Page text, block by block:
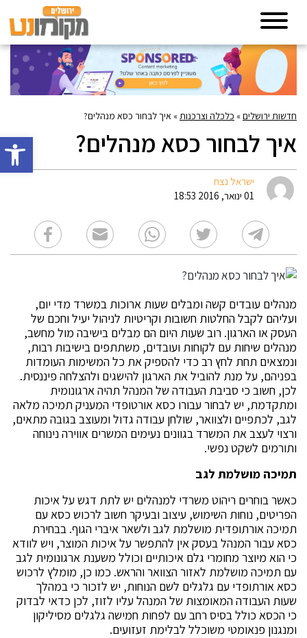
פתח
חדשות ירושלים» כלכלה וצרכנות» איך לבחור כסא מנהלים?
איך לבחור כסא מנהלים?
ישראל נצח
01 ינואר, 2016 18:53
מנהלים עובדים קשה ומבלים שעות ארוכות במשרד מדי יום,
ועליהם לקבל החלטות חשובות וקריטיות לניהול יעיל וחכם של
העסק או הארגון. רוב שעות היום הם מבלים בישיבה מול מחשב,
מנהלים שיחות עם לקוחות ועובדים, משתתפים בישיבות רבות,
ונמצאים תחת לחץ רב כדי להספיק את כל המשימות העומדות
בפניהם, על מנת להוביל את הארגון להישגים ולהצלחה פיננסית.
לכן, חשוב כי סביבת העבודה של המנהל תהיה ארגונומית
ומתקדמת, יש לבחור עבורו כסא אורטופדי המעניק תמיכה מלאה
לגב, לכתפיים ולצוואר, שולחן עבודה גדול ומעוצב בגובה מתאים,
ורצוי לעצב את המשרד בגוונים נעימים המשרים אווירה נינוחה
ותורמים לשקט נפשי.
תמיכה מושלמת לגב
כאשר בוחרים ריהוט משרדי למנהלים יש לתת דגש על איכות
הפריטים, נוחות השימוש, עיצוב ובעיקר חשוב לרכוש כסא עם
תמיכה אורתופדית מושלמת לגב ולשאר איברי הגוף. בבחירת
כסא עבור המנהל בעסק אין להתפשר על איכות המוצר, ויש לוודא
כי הוא מיוצר מחומרי גלם איכותיים וכולל משענת ארגונומית לגב
עם תמיכה מושלמת לאזור הצוואר והראש. כמו כן, מומלץ לרכוש
כסא אורתופדי עם גלגלים לשם הנוחות, יש לזכור כי במהלך
שעות העבודה המאומצות של המנהל עליו לזוז, לכן כדאי לבדוק
כי הכסא כולל בסיס רחב עם לפחות חמישה גלגלים מסיליקון
ומנגנון פנאומטי משוכלל לבלימת זעזועים.